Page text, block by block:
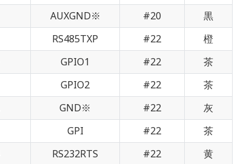
AUXGND※ #20
黒
RS485TXP #22
橙
GPIO1 #22
茶
GPIO2 #22
茶
GND※ #22
灰
GPI #22
茶
RS232RTS #22
黄